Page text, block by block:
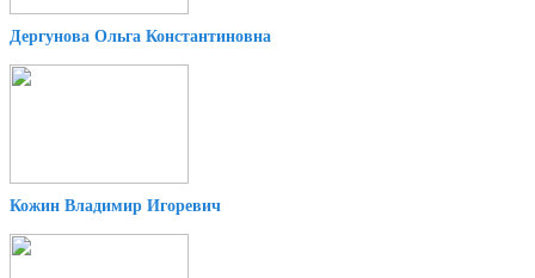
Дергунова Ольга Константиновна
Кожин Владимир Игоревич